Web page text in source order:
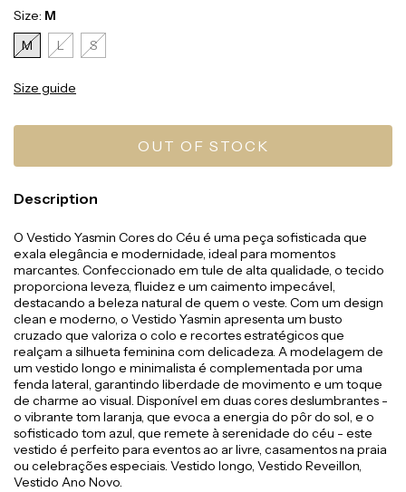
Size: M
M
L S
Size guide
Description
O Vestido Yasmin Cores do Céu é uma peça sofisticada que
exala elegância e modernidade, ideal para momentos
marcantes. Confeccionado em tule de alta qualidade, o tecido
proporciona leveza, fluidez e um caimento impecável,
destacando a beleza natural de quem o veste. Com um design
clean e moderno, o Vestido Yasmin apresenta um busto
cruzado que valoriza o colo e recortes estratégicos que
realçam a silhueta feminina com delicadeza. A modelagem de
um vestido longo e minimalista é complementada por uma
fenda lateral, garantindo liberdade de movimento e um toque
de charme ao visual. Disponível em duas cores deslumbrantes -
o vibrante tom laranja, que evoca a energia do pôr do sol, e o
sofisticado tom azul, que remete à serenidade do céu - este
vestido é perfeito para eventos ao ar livre, casamentos na praia
ou celebrações especiais. Vestido longo, Vestido Reveillon,
Vestido Ano Novo.